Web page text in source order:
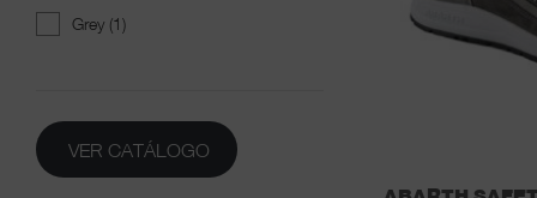
Grey (1)
VER CATÁLOGO